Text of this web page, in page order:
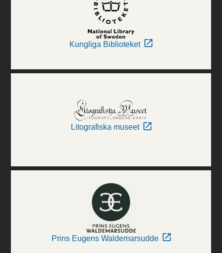
Kungliga Biblioteket
Litografiska museet
Prins Eugens Waldemarsudde